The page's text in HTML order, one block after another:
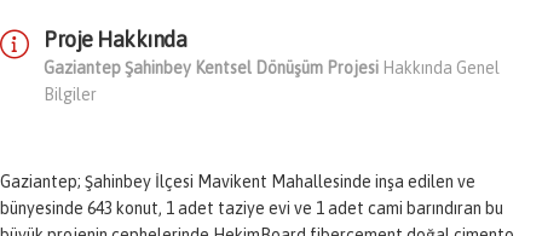
Proje Hakkında
Gaziantep Şahinbey Kentsel Dönüşüm Projesi Hakkında Genel
Bilgiler
Gaziantep; Şahinbey İlçesi Mavikent Mahallesinde inşa edilen ve
bünyesinde 643 konut, 1 adet taziye evi ve 1 adet cami barındıran bu